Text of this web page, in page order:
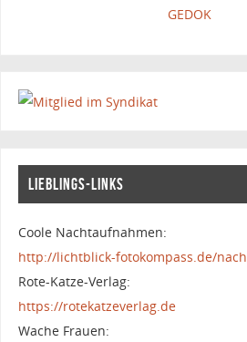
LIEBLINGS-LINKS
Coole Nachtaufnahmen:
http://lichtblick-fotokompass.de/
Rote-Katze-Verlag:
https://rotekatzeverlag.de
Wache Frauen: